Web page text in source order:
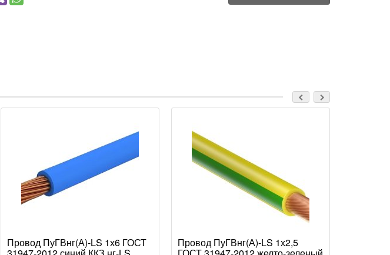
Провод ПуГВнг(А)-LS 1х6 ГОСТ Провод ПуГВнг(А)-LS 1х2,5